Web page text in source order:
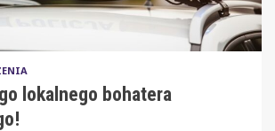
lokalnego bohatera